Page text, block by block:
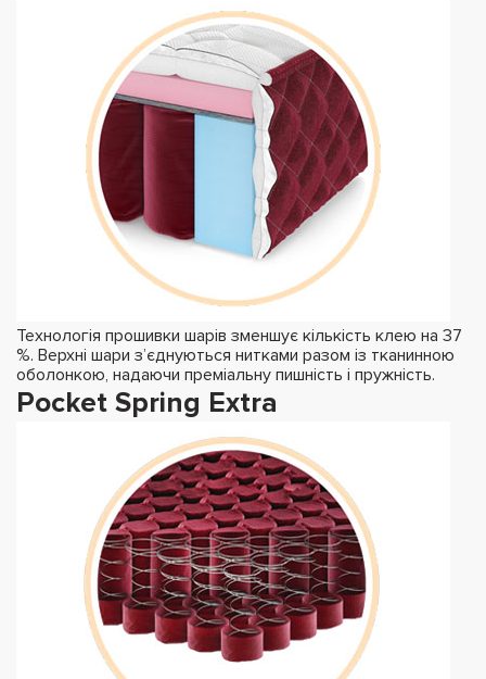
Технологія прошивки шарів зменшує кількість клею на 37
%. Верхні шари з’єднуються нитками разом із тканинною
оболонкою, надаючи преміальну пишність і пружність.
Pocket Spring Extra